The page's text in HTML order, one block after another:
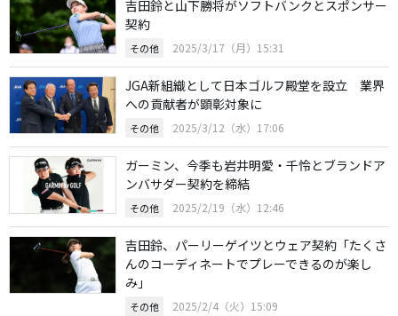
吉田鈴と山下勝将がソフトバンクとスポンサー
契約
その他 2025/3/17（月）15:31
JGA新組織として日本ゴルフ殿堂を設立 業界
への貢献者が顕彰対象に
その他 2025/3/12（水）17:06
ガーミン、今季も岩井明愛・千怜とブランドア
ンバサダー契約を締結
その他 2025/2/19（水）12:46
吉田鈴、パーリーゲイツとウェア契約「たくさ
んのコーディネートでプレーできるのが楽し
み」
その他 2025/2/4（火）15:09